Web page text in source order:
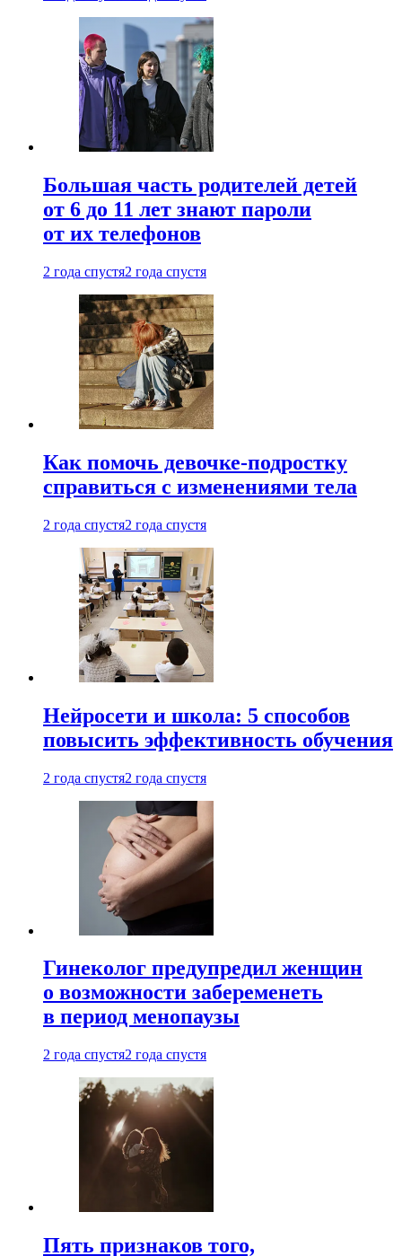
Большая часть родителей детей
от 6 до 11 лет знают пароли
от их телефонов
2 года спустя2 года спустя
Как помочь девочке-подростку
справиться с изменениями тела
2 года спустя2 года спустя
Нейросети и школа: 5 способов
повысить эффективность обучения
2 года спустя2 года спустя
Гинеколог предупредил женщин
о возможности забеременеть
в период менопаузы
2 года спустя2 года спустя
Пять признаков того,